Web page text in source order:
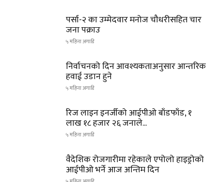
पर्सा-२ का उम्मेदवार मनोज चौधरीसहित चार
जना पक्राउ
५ महिना अगाडि
निर्वाचनको दिन आवश्यकताअनुसार आन्तरिक
हवाई उडान हुने
५ महिना अगाडि
रिज लाइन इनर्जीको आईपीओ बाँडफाँड, १
लाख १८ हजार २६ जनाले...
५ महिना अगाडि
वैदेशिक रोजगारीमा रहेकाले एपोलो हाइड्रोको
आईपीओ भर्ने आज अन्तिम दिन